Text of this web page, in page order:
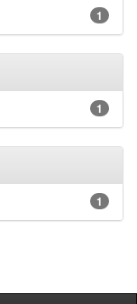
1
1
1